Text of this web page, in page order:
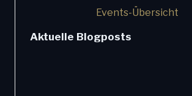
Events-Übersicht
Aktuelle Blogposts